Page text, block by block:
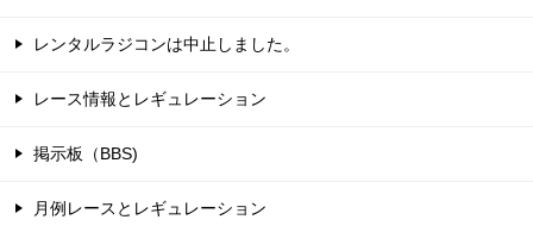
レンタルラジコンは中止しました。
レース情報とレギュレーション
掲示板（BBS)
月例レースとレギュレーション